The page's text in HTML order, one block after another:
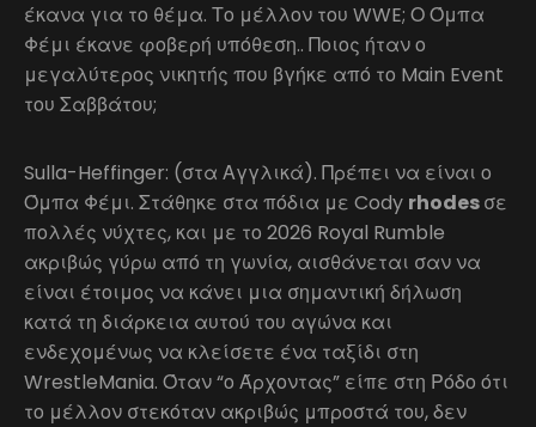
έκανα για το θέμα. Το μέλλον του WWE; Ο Όμπα
Φέμι έκανε φοβερή υπόθεση.. Ποιος ήταν ο
μεγαλύτερος νικητής που βγήκε από το Main Event
του Σαββάτου;
Sulla-Heffinger: (στα Αγγλικά). Πρέπει να είναι ο
Όμπα Φέμι. Στάθηκε στα πόδια με Cody rhodesσε
πολλές νύχτες, και με το 2026 Royal Rumble
ακριβώς γύρω από τη γωνία, αισθάνεται σαν να
είναι έτοιμος να κάνει μια σημαντική δήλωση
κατά τη διάρκεια αυτού του αγώνα και
ενδεχομένως να κλείσετε ένα ταξίδι στη
WrestleMania. Όταν “ο Άρχοντας” είπε στη Ρόδο ότι
το μέλλον στεκόταν ακριβώς μπροστά του, δεν